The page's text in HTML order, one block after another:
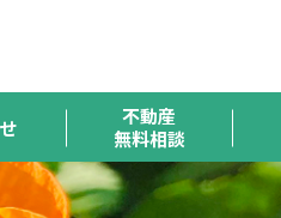
不動産
無料相談